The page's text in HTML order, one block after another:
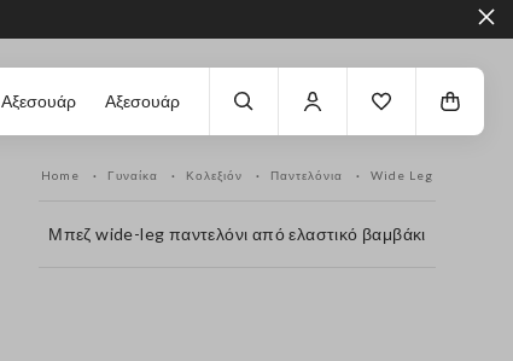
Αξεσουάρ Αξεσουάρ
Home Γυναίκα Κολεξιόν Παντελόνια Wide Leg
Μπεζ wide-leg παντελόνι από ελαστικό βαμβάκι